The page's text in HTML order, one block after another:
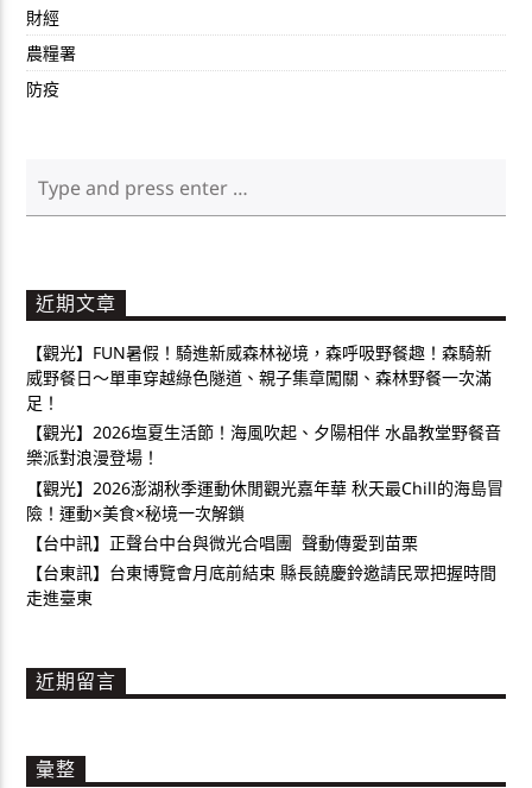
財經
農糧署
防疫
近期文章
【觀光】FUN暑假！騎進新威森林祕境，森呼吸野餐趣！森騎新
威野餐日～單車穿越綠色隧道、親子集章闖關、森林野餐一次滿
足！
【觀光】2026塩夏生活節！海風吹起、夕陽相伴 水晶教堂野餐音
樂派對浪漫登場！
【觀光】2026澎湖秋季運動休閒觀光嘉年華 秋天最Chill的海島冒
險！運動×美食×秘境一次解鎖
【台中訊】正聲台中台與微光合唱團 聲動傳愛到苗栗
【台東訊】台東博覽會月底前結束 縣長饒慶鈴邀請民眾把握時間
走進臺東
近期留言
彙整